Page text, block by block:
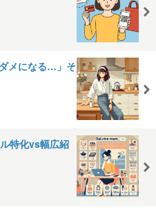
メになる…」そ
特化vs幅広紹